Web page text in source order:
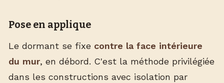
Pose en applique
Le dormant se fixe contre la face intérieure
du mur, en débord. C'est la méthode privilégiée
dans les constructions avec isolation par